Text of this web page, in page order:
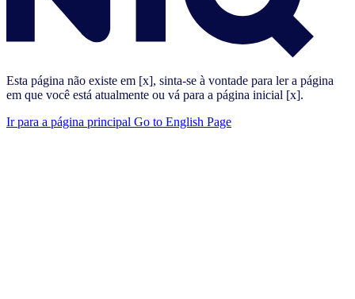
Esta página não existe em [x], sinta-se à vontade para ler a página
em que você está atualmente ou vá para a página inicial [x].
Ir para a página principal Go to English Page